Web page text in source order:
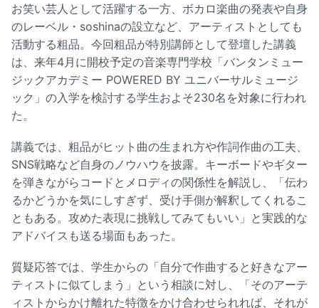
お笑い芸人として活躍する一方、ボカロ楽曲の発表や自身
のレーベル・soshinaの設立など、アーティストとしても
活動する粗品。今回粗品が特別講師として登壇した講義
は、来年4月に開校予定の音楽専門学校「バンタンミュー
ジックアカデミー POWERED BY ユニバーサルミュージ
ック」の入学を検討する学生およそ230名を対象に行われ
た。
講義では、粗品がヒット曲の生まれ方や作詞作曲の工夫、
SNS戦略など自身のノウハウを披露。キーボードやギター
を弾きながらコードとメロディの関係性を解説し、「伝わ
るかどうかを気にしすぎず、受け⼿側が解釈してくれるこ
ともある。攻めた表現に挑戦してみてもいい」と実践的な
アドバイスも送る場面もあった。
質疑応答では、学生からの「⾃分で作曲すると好きなアー
ティストに似てしまう」という相談に対し、「そのアーテ
ィストからかけ離れた特徴をかけ合わせられれば、それが